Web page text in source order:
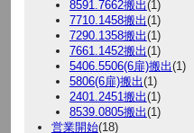
8591.7662搬出(1)
7710.1458搬出(1)
7290.1358搬出(1)
7661.1452搬出(1)
5406.5506(6扉)搬出(1)
5806(6扉)搬出(1)
2401.2451搬出(1)
8539.0805搬出(1)
営業開始(18)